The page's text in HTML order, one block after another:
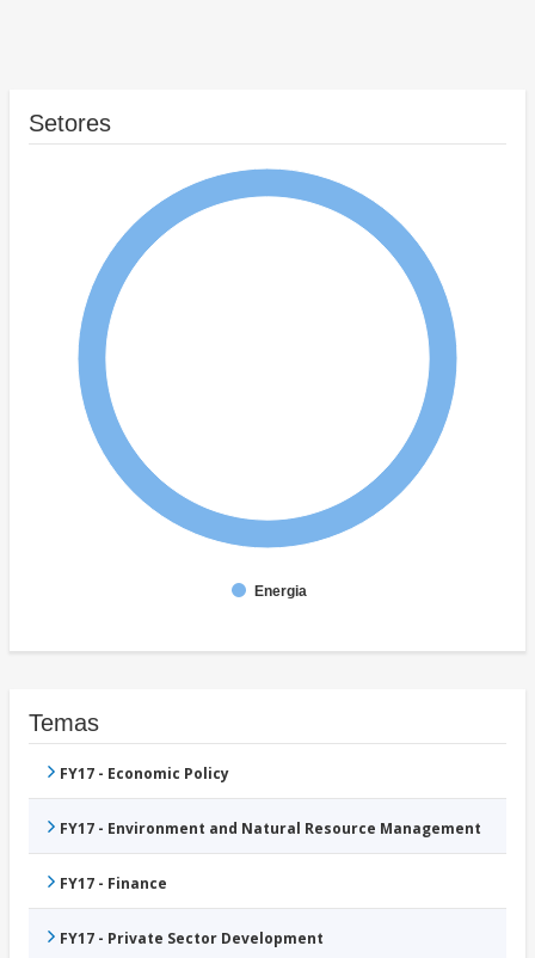
Setores
Energia
Temas
FY17 - Economic Policy
FY17 - Environment and Natural Resource Management
FY17 - Finance
FY17 - Private Sector Development